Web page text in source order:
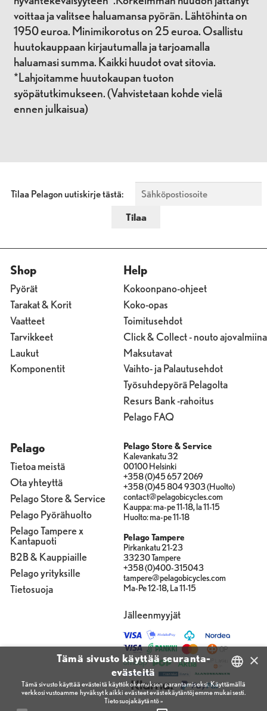
voittaa ja valitsee haluamansa pyörän. Lähtöhinta on
1950 euroa. Minimikorotus on 25 euroa. Osallistu
huutokauppaan kirjautumalla ja tarjoamalla
haluamasi summa. Kaikki huudot ovat sitovia.
*Lahjoitamme huutokaupan tuoton
syöpätutkimukseen. (Vahvistetaan kohde vielä
ennen julkaisua)
Tilaa Pelagon uutiskirje tästä:
Shop
Pyörät
Tarakat & Korit
Vaatteet
Tarvikkeet
Laukut
Komponentit
Help
Kokoonpano-ohjeet
Koko-opas
Toimitusehdot
Click & Collect - nouto ajovalmiina
Maksutavat
Vaihto- ja Palautusehdot
Työsuhdepyörä Pelagolta
Resurs Bank -rahoitus
Pelago FAQ
Pelago
Tietoa meistä
Ota yhteyttä
Pelago Store & Service
Pelago Pyörähuolto
Pelago Tampere x
Kantapuoti
B2B & Kauppiaille
Pelago yrityksille
Tietosuoja
Pelago Store & Service
Kalevankatu 32
00100 Helsinki
+358 (0)45 657 2069
+358 (0)45 804 9303 (Huolto)
contact@pelagobicycles.com
Kauppa: ma-pe 11-18, la 11-15
Huolto: ma-pe 11-18
Pelago Tampere
Pirkankatu 21-23
33230 Tampere
+358 (0)400-315043
tampere@pelagobicycles.com
Ma-Pe 12-18, La 11-15
Jälleenmyyjät
FINNISH
×
Tämä sivusto käyttää seuranta-
evästeitä
Tämä sivusto käyttää evästeitä käyttökokemuksen parantamiseksi. Käyttämällä
verkkosivustoamme hyväksyt kaikki evästeet evästekäytäntöjemme mukaisesti.
Tietosuojakäytäntö »